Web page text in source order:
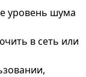
уровень шума
в сеть или